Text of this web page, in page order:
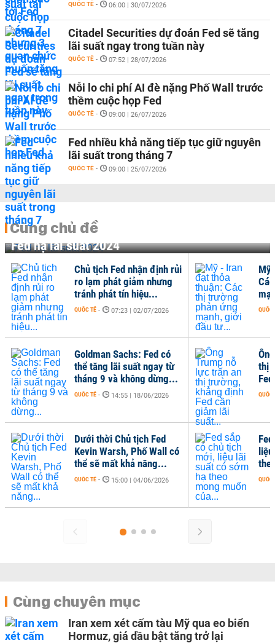
QUỐC TẾ - 06:00 | 30/07/2026
Citadel Securities dự đoán Fed sẽ tăng
lãi suất ngay trong tuần này
QUỐC TẾ - 07:52 | 28/07/2026
Nỗi lo chi phí AI đè nặng Phố Wall trước
thềm cuộc họp Fed
QUỐC TẾ - 09:00 | 26/07/2026
Fed nhiều khả năng tiếp tục giữ nguyên
lãi suất trong tháng 7
QUỐC TẾ - 09:00 | 25/07/2026
Cùng chủ đề
Fed hạ lãi suất 2024
Chủ tịch Fed nhận định rủi
ro lạm phát giảm nhưng
tránh phát tín hiệu...
QUỐC TẾ - 07:23 | 02/07/2026
Goldman Sachs: Fed có
thể tăng lãi suất ngay từ
tháng 9 và không dừng...
QUỐC TẾ - 14:55 | 18/06/2026
Mỹ
QUỐC
thị
QUỐC
Dưới thời Chủ tịch Fed
Kevin Warsh, Phố Wall có
thể sẽ mất khả năng...
QUỐC TẾ - 15:00 | 04/06/2026 QUỐC
Cùng chuyên mục
Iran xem xét cấm tàu Mỹ qua eo biển
Hormuz, giá dầu bật tăng trở lại